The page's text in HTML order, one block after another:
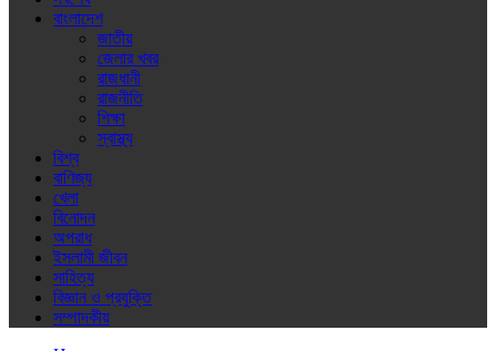
বাংলাদেশ
জাতীয়
জেলার খবর
রাজধানী
রাজনীতি
শিক্ষা
স্বাস্থ্য
বিশ্ব
বাণিজ্য
খেলা
বিনোদন
অপরাধ
ইসলামী জীবন
সাহিত্য
বিজ্ঞান ও প্রযুক্তি
সম্পাদকীয়